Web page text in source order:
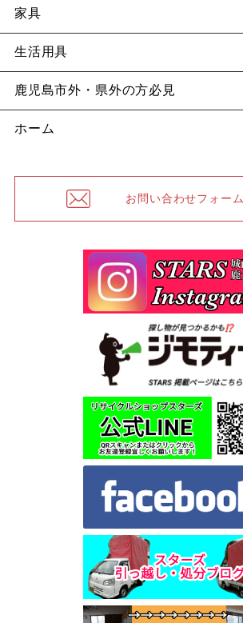
家具
生活用具
鹿児島市外・県外の方必見
ホーム
お問い合わせフォーム